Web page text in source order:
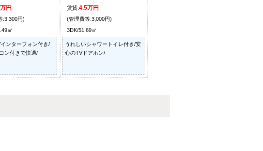
円
:3,300円)
㎡
ンターフォン付き/
ン付きで快適/
賃貸:4.5万円
(管理費等:3,000円)
3DK/51.69㎡
うれしいシャワートイレ付き/安
心のTVドアホン/